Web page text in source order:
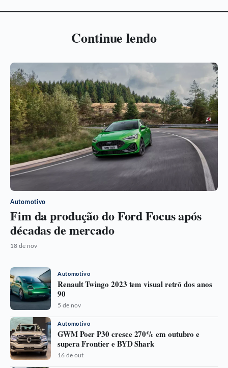
Continue lendo
Automotivo
Fim da produção do Ford Focus após
décadas de mercado
18 de nov
Automotivo
Renault Twingo 2023 tem visual retrô dos anos
90
5 de nov
Automotivo
GWM Poer P30 cresce 270% em outubro e
supera Frontier e BYD Shark
16 de out